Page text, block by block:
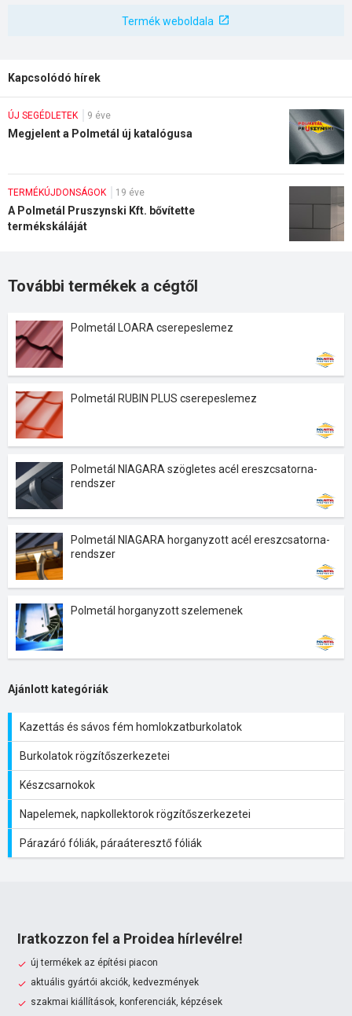
Termék weboldala
Kapcsolódó hírek
ÚJ SEGÉDLETEK 9 éve
Megjelent a Polmetál új katalógusa
TERMÉKÚJDONSÁGOK 19 éve
A Polmetál Pruszynski Kft. bővítette
termékskáláját
További termékek a cégtől
Polmetál LOARA cserepeslemez
Polmetál RUBIN PLUS cserepeslemez
Polmetál NIAGARA szögletes acél ereszcsatorna-
rendszer
Polmetál NIAGARA horganyzott acél ereszcsatorna-
rendszer
Polmetál horganyzott szelemenek
Ajánlott kategóriák
Kazettás és sávos fém homlokzatburkolatok
Burkolatok rögzítőszerkezetei
Készcsarnokok
Napelemek, napkollektorok rögzítőszerkezetei
Párazáró fóliák, páraáteresztő fóliák
Iratkozzon fel a Proidea hírlevélre!
új termékek az építési piacon
aktuális gyártói akciók, kedvezmények
szakmai kiállítások, konferenciák, képzések